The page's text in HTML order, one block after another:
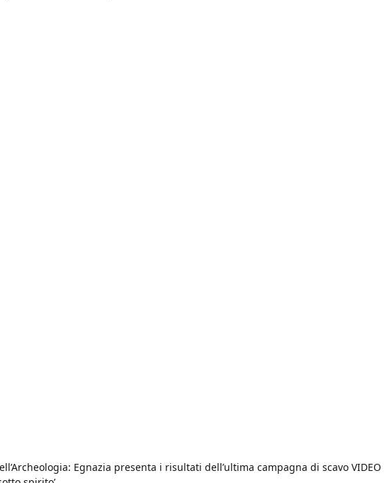
Egnazia presenta i risultati dell’ultima campagna di scavo VIDEO